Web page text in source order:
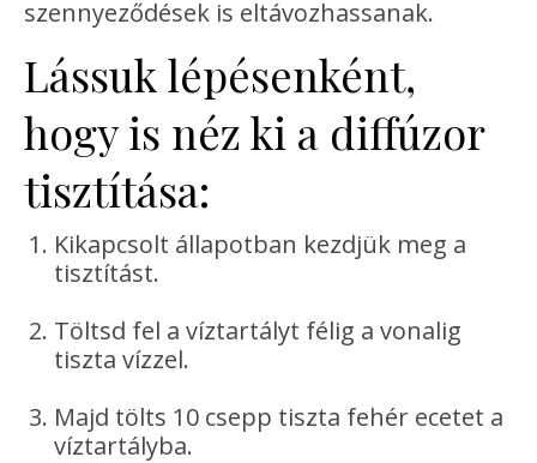
szennyeződések is eltávozhassanak.
Lássuk lépésenként,
hogy is néz ki a diffúzor
tisztítása:
Kikapcsolt állapotban kezdjük meg a
tisztítást.
Töltsd fel a víztartályt félig a vonalig
tiszta vízzel.
Majd tölts 10 csepp tiszta fehér ecetet a
víztartályba.